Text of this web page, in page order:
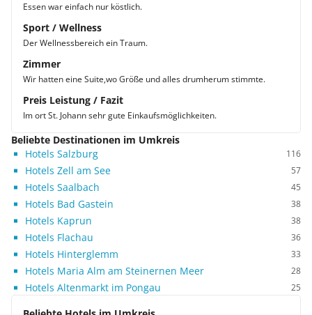
Essen war einfach nur köstlich.
Sport / Wellness
Der Wellnessbereich ein Traum.
Zimmer
Wir hatten eine Suite,wo Größe und alles drumherum stimmte.
Preis Leistung / Fazit
Im ort St. Johann sehr gute Einkaufsmöglichkeiten.
Beliebte Destinationen im Umkreis
Hotels Salzburg
116
Hotels Zell am See 57
Hotels Saalbach 45
Hotels Bad Gastein 38
Hotels Kaprun 38
Hotels Flachau 36
Hotels Hinterglemm 33
Hotels Maria Alm am Steinernen Meer 28
Hotels Altenmarkt im Pongau 25